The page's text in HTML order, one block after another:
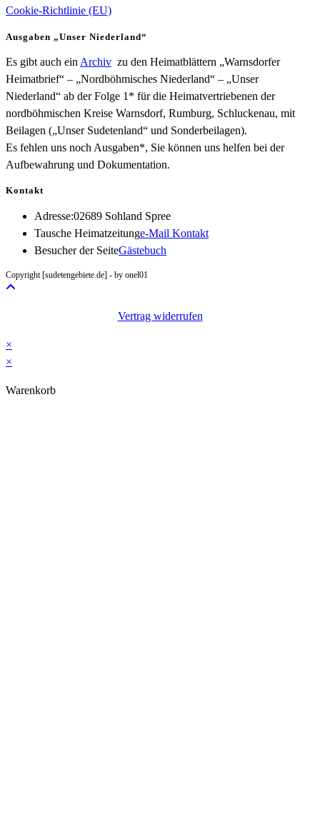
Cookie-Richtlinie (EU)
Ausgaben „Unser Niederland“
Es gibt auch ein Archiv zu den Heimatblättern „Warnsdorfer
Heimatbrief“ – „Nordböhmisches Niederland“ – „Unser
Niederland“ ab der Folge 1* für die Heimatvertriebenen der
nordböhmischen Kreise Warnsdorf, Rumburg, Schluckenau, mit
Beilagen („Unser Sudetenland“ und Sonderbeilagen).
Es fehlen uns noch Ausgaben*, Sie können uns helfen bei der
Aufbewahrung und Dokumentation.
Kontakt
Adresse:02689 Sohland Spree
Tausche Heimatzeitunge-Mail KontaktOpens
Besucher der SeiteGästebuch
Copyright [sudetengebiete.de] - by onel01
Vertrag widerrufen
×
×
Warenkorb